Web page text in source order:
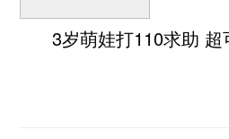
3岁萌娃打110求助